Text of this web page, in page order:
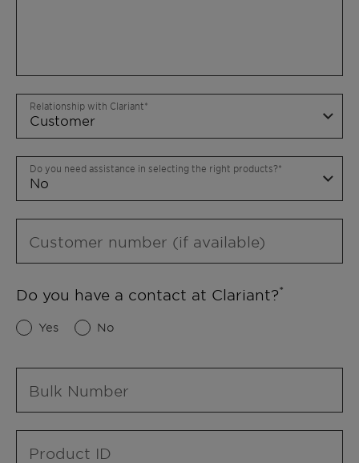
Relationship with Clariant
Do you need assistance in selecting the right products?
Customer number (if available)
Do you have a contact at Clariant?
Yes No
Bulk Number
Product ID